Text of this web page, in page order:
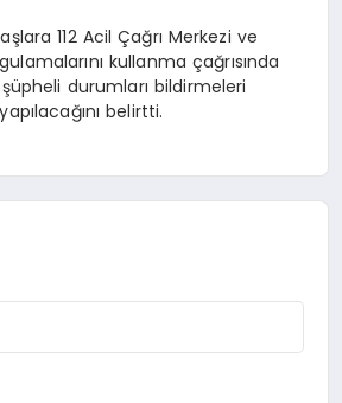
112 Acil Çağrı Merkezi ve
kullanma çağrısında
durumları bildirmeleri
belirtti.